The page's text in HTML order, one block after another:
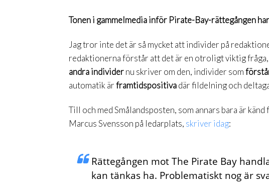
Tonen i gammelmedia inför Pirate-Bay-rättegången
Jag tror inte det är så mycket att individer på
redaktionerna förstår att det är en otroligt viktig
andra individernu skriver om den, individer som
automatik ärframtidspositivadär fildelning och
Till och med Smålandsposten, som annars bara är
Marcus Svensson på ledarplats, skriver idag:
Rättegången mot The Pirate Bay
kan tänkas ha. Problematiskt nog är